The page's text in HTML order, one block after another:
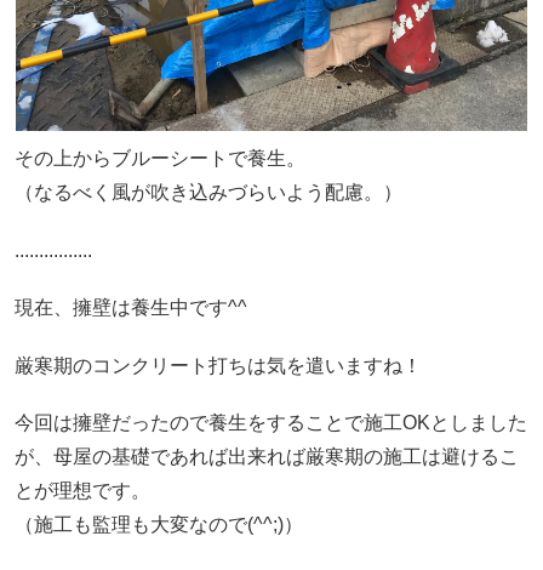
その上からブルーシートで養生。
（なるべく風が吹き込みづらいよう配慮。）
................
現在、擁壁は養生中です^^
厳寒期のコンクリート打ちは気を遣いますね！
今回は擁壁だったので養生をすることで施工OKとしました
が、母屋の基礎であれば出来れば厳寒期の施工は避けるこ
とが理想です。
（施工も監理も大変なので(^^;)）